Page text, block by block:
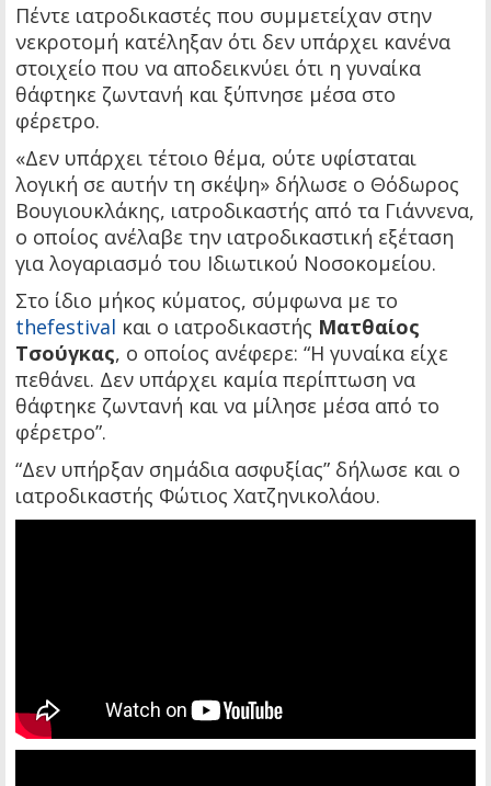
Πέντε ιατροδικαστές που συμμετείχαν στην
νεκροτομή κατέληξαν ότι δεν υπάρχει κανένα
στοιχείο που να αποδεικνύει ότι η γυναίκα
θάφτηκε ζωντανή και ξύπνησε μέσα στο
φέρετρο.
«Δεν υπάρχει τέτοιο θέμα, ούτε υφίσταται
λογική σε αυτήν τη σκέψη» δήλωσε ο Θόδωρος
Βουγιουκλάκης, ιατροδικαστής από τα Γιάννενα,
ο οποίος ανέλαβε την ιατροδικαστική εξέταση
για λογαριασμό του Ιδιωτικού Νοσοκομείου.
Στο ίδιο μήκος κύματος, σύμφωνα με το
thefestival και ο ιατροδικαστής Ματθαίος
Τσούγκας, o οποίος ανέφερε: “Η γυναίκα είχε
πεθάνει. Δεν υπάρχει καμία περίπτωση να
θάφτηκε ζωντανή και να μίλησε μέσα από το
φέρετρο”.
“Δεν υπήρξαν σημάδια ασφυξίας” δήλωσε και ο
ιατροδικαστής Φώτιος Χατζηνικολάου.